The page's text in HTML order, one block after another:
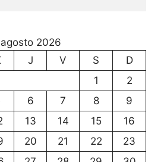
agosto 2026
J V S
D
1
2
6 7 8
9
13 14 15
16
20 21 22
23